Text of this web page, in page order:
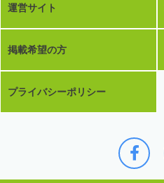
運営サイト
掲載希望の方
プライバシーポリシー